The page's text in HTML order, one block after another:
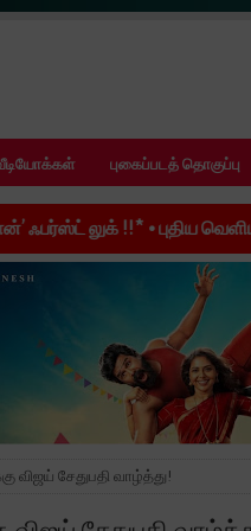
புகைப்படத் தொகுப்பு
வெளியீட்டு தேதி
விஜய் சேதுபதி வாழ்த்து!